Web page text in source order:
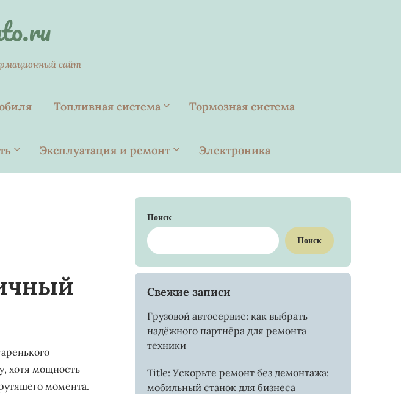
сайт
Топливная система Тормозная система
Эксплуатация и ремонт Электроника
хотя мощность
момента.
Поиск
Поиск
Свежие записи
Грузовой автосервис: как выбрать
надёжного партнёра для ремонта
техники
Title: Ускорьте ремонт без демонтажа:
мобильный станок для бизнеса